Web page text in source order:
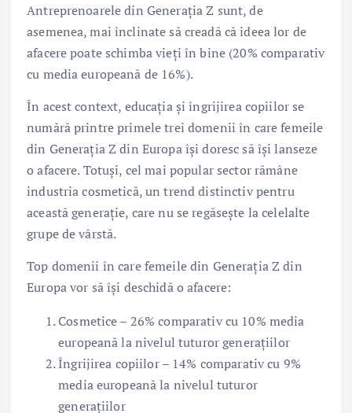
Antreprenoarele din Generația Z sunt, de
asemenea, mai înclinate să creadă că ideea lor de
afacere poate schimba vieți în bine (20% comparativ
cu media europeană de 16%).
În acest context, educația și îngrijirea copiilor se
numără printre primele trei domenii în care femeile
din Generația Z din Europa își doresc să își lanseze
o afacere. Totuși, cel mai popular sector rămâne
industria cosmetică, un trend distinctiv pentru
această generație, care nu se regăsește la celelalte
grupe de vârstă.
Top domenii în care femeile din Generația Z din
Europa vor să își deschidă o afacere:
Cosmetice – 26% comparativ cu 10% media
europeană la nivelul tuturor generațiilor
Îngrijirea copiilor – 14% comparativ cu 9%
media europeană la nivelul tuturor
generațiilor